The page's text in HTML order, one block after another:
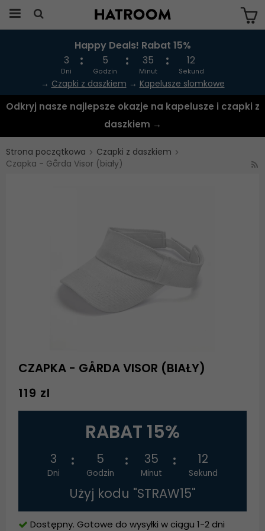
Produkten har blivit tillagd i varukorgen
Happy Deals! Rabat 15%
3
Dni
5
Godzin
35
Minut
12
Sekund
→ Czapki z daszkiem → Kapelusze slomkowe
Odkryj nasze najlepsze okazje na kapelusze i czapki z
daszkiem →
Strona początkowa
Czapki z daszkiem
Czapka - Gårda Visor (biały)
CZAPKA - GÅRDA VISOR (BIAŁY)
119 zl
RABAT 15%
3
Dni
5
Godzin
35
Minut
12
Sekund
Użyj kodu "STRAW15"
Dostępny. Gotowe do wysyłki w ciągu 1-2 dni